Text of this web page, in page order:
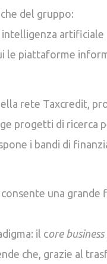
del gruppo:
le piattaforme
rete Taxcredit,
progetti di ricerca
i bandi di
consente una grande
il core business
che, grazie al